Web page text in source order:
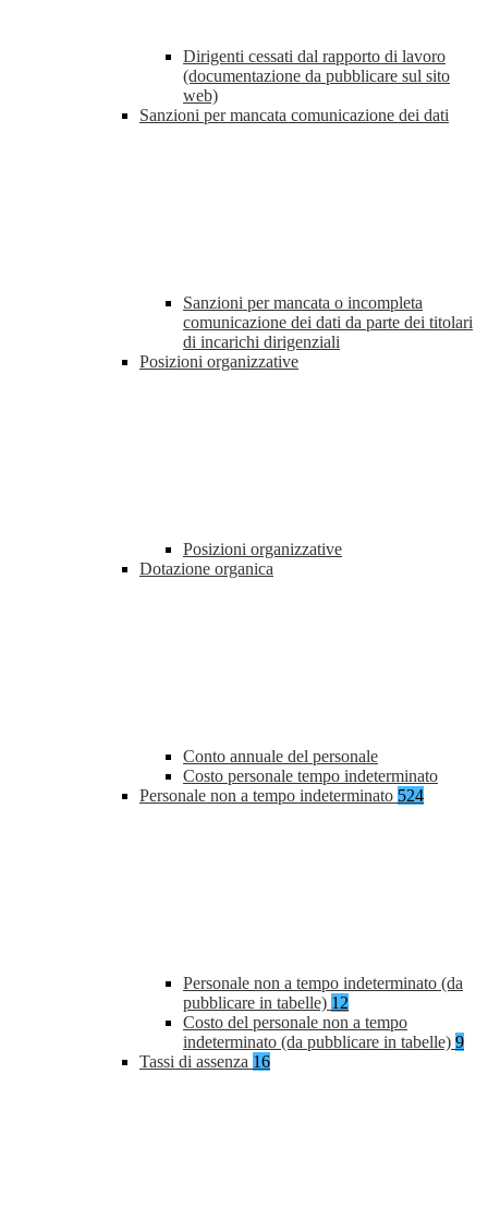
Dirigenti cessati dal rapporto di lavoro
(documentazione da pubblicare sul sito
web)
Sanzioni per mancata comunicazione dei dati
Sanzioni per mancata o incompleta
comunicazione dei dati da parte dei titolari
di incarichi dirigenziali
Posizioni organizzative
Posizioni organizzative
Dotazione organica
Conto annuale del personale
Costo personale tempo indeterminato
Personale non a tempo indeterminato 524
Personale non a tempo indeterminato (da
pubblicare in tabelle) 12
Costo del personale non a tempo
indeterminato (da pubblicare in tabelle) 9
Tassi di assenza 16